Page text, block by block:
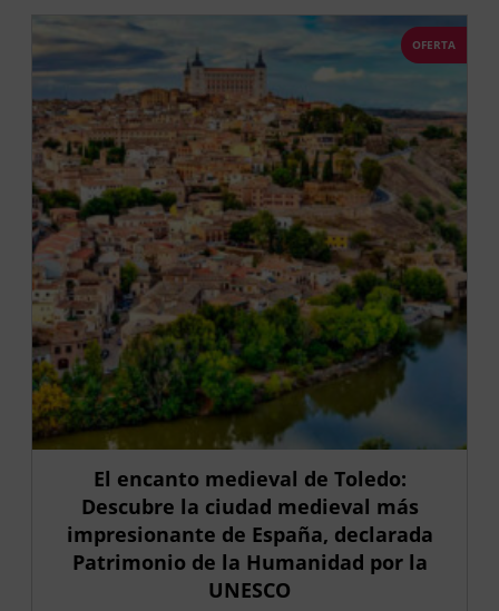
OFERTA
El encanto medieval de Toledo:
Descubre la ciudad medieval más
impresionante de España, declarada
Patrimonio de la Humanidad por la
UNESCO